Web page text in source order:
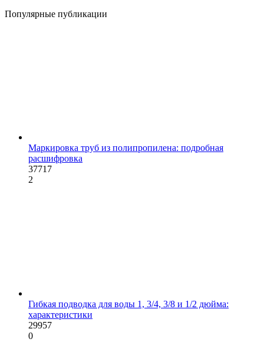
Популярные публикации
Маркировка труб из полипропилена: подробная
расшифровка
37717
2
Гибкая подводка для воды 1, 3/4, 3/8 и 1/2 дюйма:
характеристики
29957
0